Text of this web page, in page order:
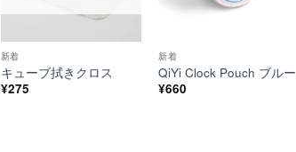
新着
キューブ拭きクロス
¥275
新着
QiYi Clock Pouch ブルー
¥660